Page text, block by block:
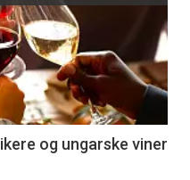
og ungarske viner